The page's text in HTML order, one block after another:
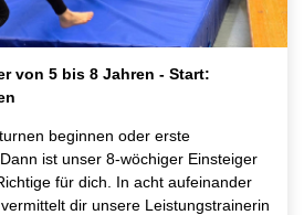
von 5 bis 8 Jahren - Start:
beginnen oder erste
ist unser 8-wöchiger Einsteiger
für dich. In acht aufeinander
dir unsere Leistungstrainerin